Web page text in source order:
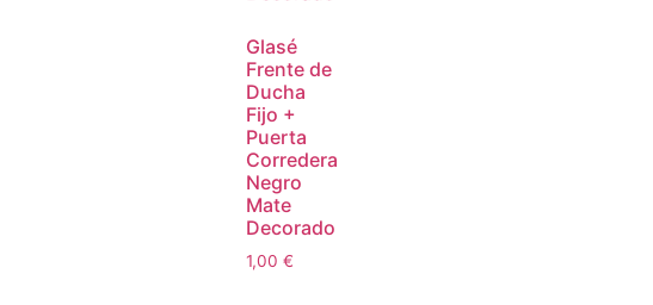
Glasé
Frente de
Ducha
Fijo +
Puerta
Corredera
Negro
Mate
Decorado
1,00 €